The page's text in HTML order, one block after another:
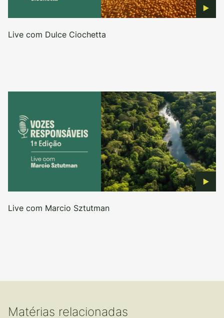
Live com Dulce Ciochetta
Live com Marcio Sztutman
Matérias relacionadas